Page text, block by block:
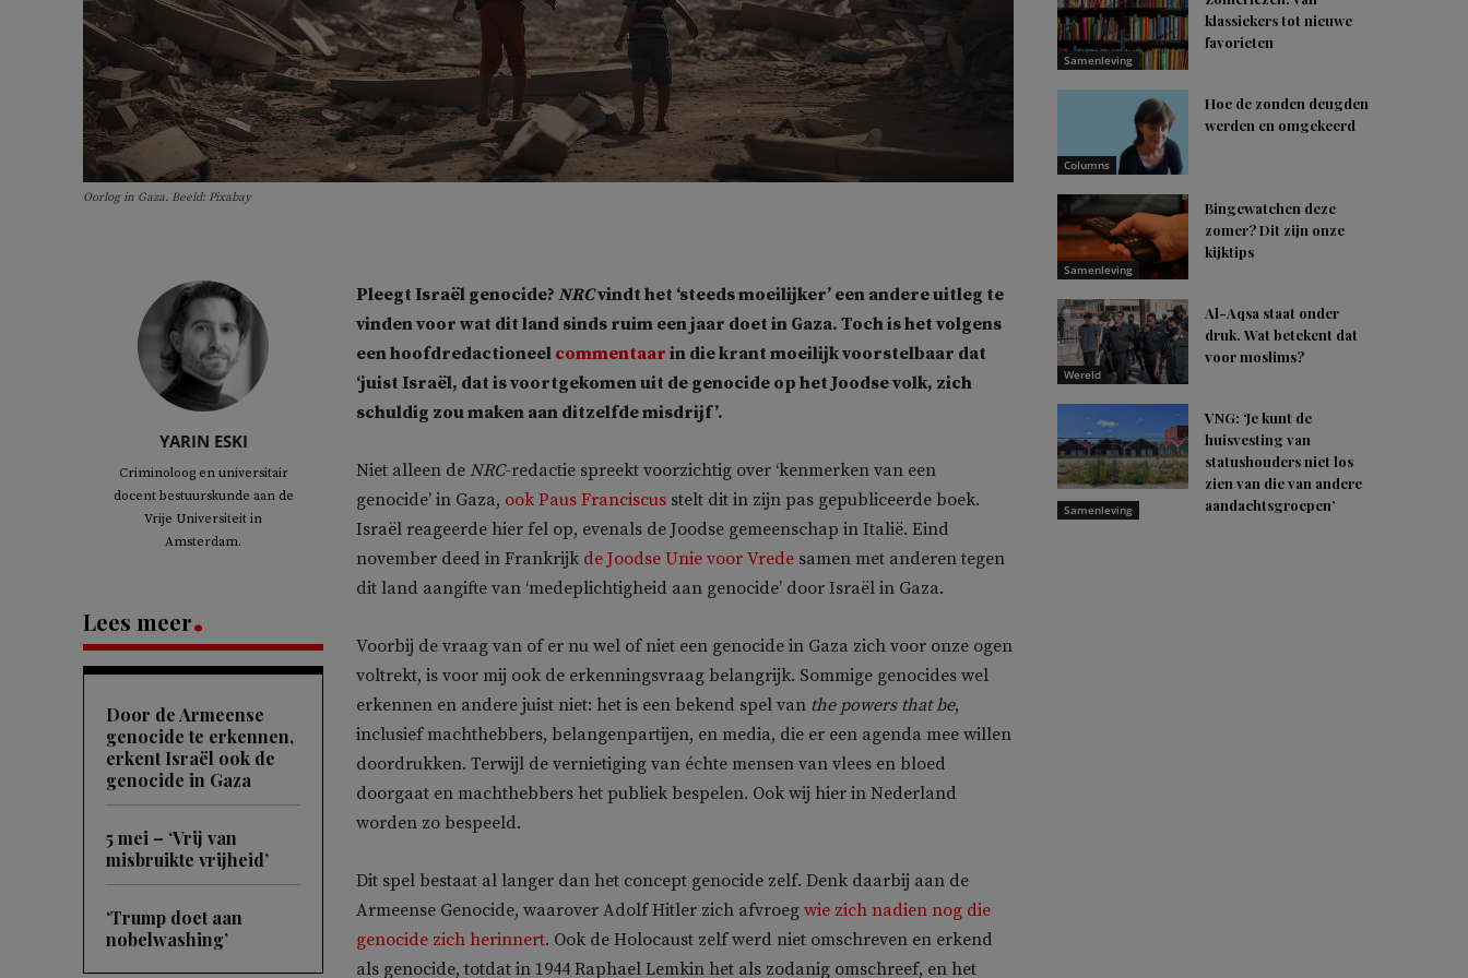
Oorlog in Gaza. Beeld: Pixabay
YARIN ESKI
Criminoloog en universitair
docent bestuurskunde aan de
Vrije Universiteit in
Amsterdam.
Lees meer
Door de Armeense
genocide te erkennen,
erkent Israël ook de
genocide in Gaza
5 mei – ‘Vrij van
misbruikte vrijheid’
‘Trump doet aan
nobelwashing’
Pleegt Israël genocide? NRCvindt het ‘steeds moeilijker’ een andere uitleg te
vinden voor wat dit land sinds ruim een jaar doet in Gaza. Toch is het volgens
een hoofdredactioneel commentaar in die krant moeilijk voorstelbaar dat
‘juist Israël, dat is voortgekomen uit de genocide op het Joodse volk, zich
schuldig zou maken aan ditzelfde misdrijf’.
Niet alleen de NRC-redactie spreekt voorzichtig over ‘kenmerken van een
genocide’ in Gaza, ook Paus Franciscus stelt dit in zijn pas gepubliceerde boek.
Israël reageerde hier fel op, evenals de Joodse gemeenschap in Italië. Eind
november deed in Frankrijk de Joodse Unie voor Vrede samen met anderen tegen
dit land aangifte van ‘medeplichtigheid aan genocide’ door Israël in Gaza.
Voorbij de vraag van of er nu wel of niet een genocide in Gaza zich voor onze ogen
voltrekt, is voor mij ook de erkenningsvraag belangrijk. Sommige genocides wel
erkennen en andere juist niet: het is een bekend spel van the powers that be,
inclusief machthebbers, belangenpartijen, en media, die er een agenda mee willen
doordrukken. Terwijl de vernietiging van échte mensen van vlees en bloed
doorgaat en machthebbers het publiek bespelen. Ook wij hier in Nederland
worden zo bespeeld.
Dit spel bestaat al langer dan het concept genocide zelf. Denk daarbij aan de
Armeense Genocide, waarover Adolf Hitler zich afvroeg wie zich nadien nog die
genocide zich herinnert. Ook de Holocaust zelf werd niet omschreven en erkend
als genocide, totdat in 1944 Raphael Lemkin het als zodanig omschreef, en het
Samenleving
klassiekers tot nieuwe
favorieten
Columns
Hoe de zonden deugden
werden en omgekeerd
Samenleving
Bingewatchen deze
zomer? Dit zijn onze
kijktips
Wereld
Al-Aqsa staat onder
druk. Wat betekent dat
voor moslims?
Samenleving
VNG: ‘Je kunt de
huisvesting van
statushouders niet los
zien van die van andere
aandachtsgroepen’